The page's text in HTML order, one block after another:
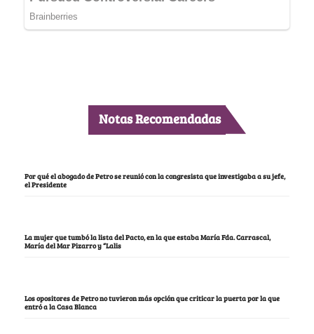
Notas Recomendadas
Por qué el abogado de Petro se reunió con la congresista que investigaba a su jefe,
el Presidente
La mujer que tumbó la lista del Pacto, en la que estaba María Fda. Carrascal,
María del Mar Pizarro y “Lalis
Los opositores de Petro no tuvieron más opción que criticar la puerta por la que
entró a la Casa Blanca